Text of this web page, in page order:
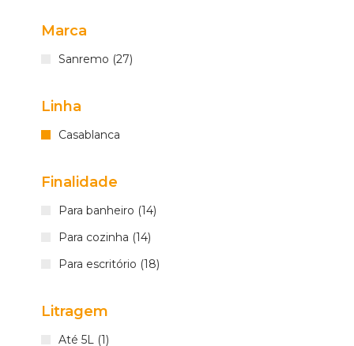
Marca
Sanremo (27)
Linha
Casablanca
Finalidade
Para banheiro (14)
Para cozinha (14)
Para escritório (18)
Litragem
Até 5L (1)